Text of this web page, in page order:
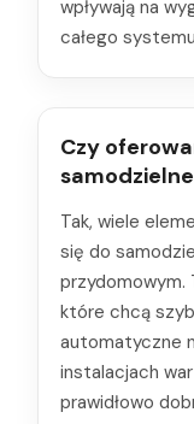
wpływają na
całego
Czy
Tak, wiele
się do
przydomowym.
które chcą
automatyczne
instalacjach
prawidłowo